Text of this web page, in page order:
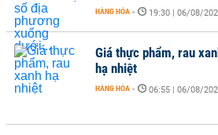
HÀNG HÓA - 19:30 | 06/08/
Giá thực phẩm, rau
hạ nhiệt
HÀNG HÓA - 06:55 | 06/08/